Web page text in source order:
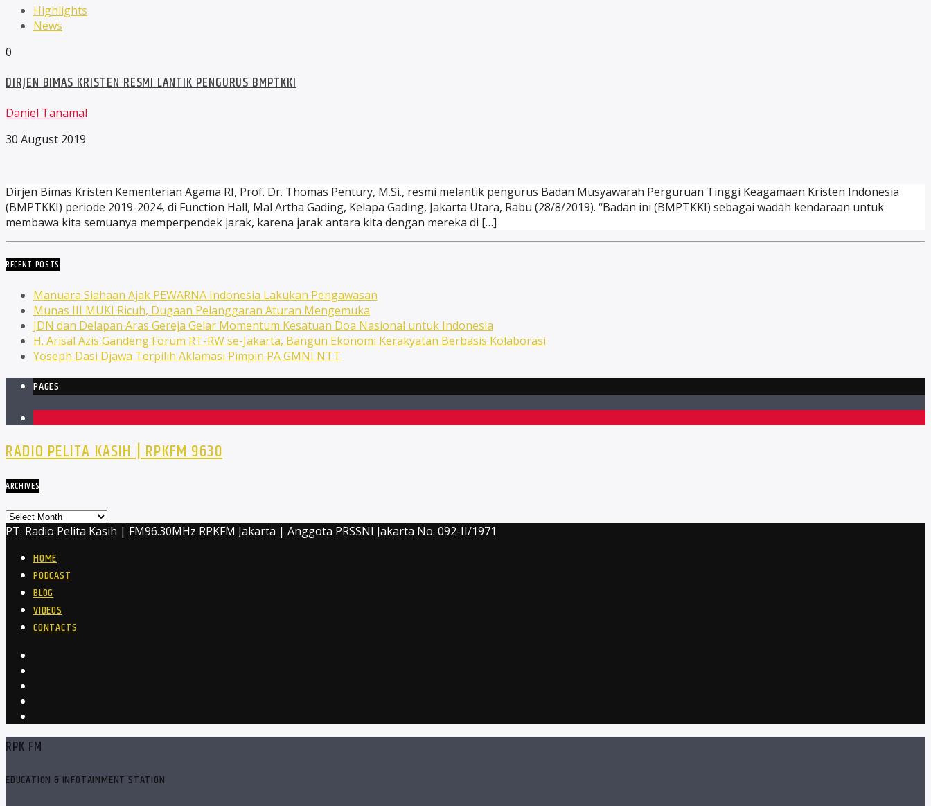
Highlights
News
0
DIRJEN BIMAS KRISTEN RESMI LANTIK PENGURUS BMPTKKI
Daniel Tanamal
30 August 2019
Dirjen Bimas Kristen Kementerian Agama RI, Prof. Dr. Thomas Pentury, M.Si., resmi melantik pengurus Badan Musyawarah Perguruan Tinggi Keagamaan Kristen Indonesia
(BMPTKKI) periode 2019-2024, di Function Hall, Mal Artha Gading, Kelapa Gading, Jakarta Utara, Rabu (28/8/2019). “Badan ini (BMPTKKI) sebagai wadah kendaraan untuk
membawa kita semuanya memperpendek jarak, karena jarak antara kita dengan mereka di […]
RECENT POSTS
Manuara Siahaan Ajak PEWARNA Indonesia Lakukan Pengawasan
Munas III MUKI Ricuh, Dugaan Pelanggaran Aturan Mengemuka
JDN dan Delapan Aras Gereja Gelar Momentum Kesatuan Doa Nasional untuk Indonesia
H. Arisal Azis Gandeng Forum RT-RW se-Jakarta, Bangun Ekonomi Kerakyatan Berbasis Kolaborasi
Yoseph Dasi Djawa Terpilih Aklamasi Pimpin PA GMNI NTT
PAGES
RADIO PELITA KASIH | RPKFM 9630
ARCHIVES
Archives
PT. Radio Pelita Kasih | FM96.30MHz RPKFM Jakarta | Anggota PRSSNI Jakarta No. 092-II/1971
HOME
PODCAST
BLOG
VIDEOS
CONTACTS
RPK FM
EDUCATION & INFOTAINMENT STATION